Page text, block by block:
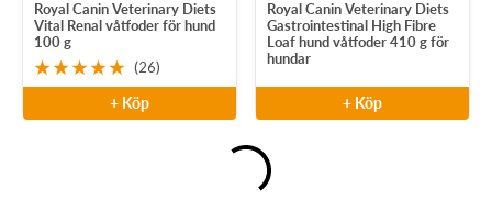
pris
Royal Canin Veterinary Diets
Vital Renal våtfoder för hund
100 g
(26)
+ Köp
pris
Royal Canin Veterinary Diets
Gastrointestinal High Fibre
Loaf hund våtfoder 410 g för
hundar
+ Köp